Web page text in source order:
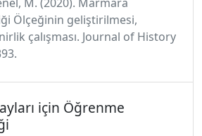
Ölçeğinin geliştirilmesi,
çalışması. Journal of History
için Öğrenme